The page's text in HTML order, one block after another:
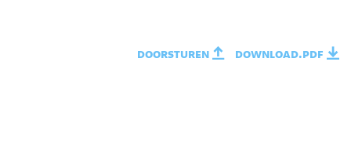
doorsturen download.pdf